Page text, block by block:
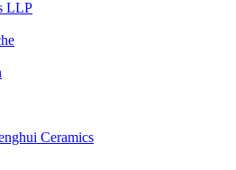
LLP
Ceramics